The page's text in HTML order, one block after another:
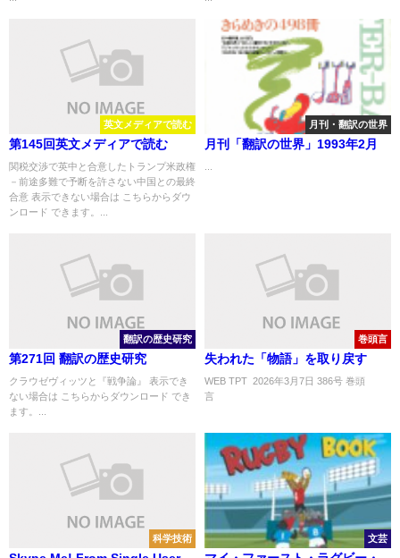
英文メディアで読む
第145回英文メディアで読む
関税交渉で英中と合意したトランプ米政権
－前途多難で予断を許さない中国との最終
合意 表示できない場合は こちらからダウ
ンロード できます。...
月刊・翻訳の世界
月刊「翻訳の世界」1993年2月
翻訳の歴史研究
第271回 翻訳の歴史研究
クラウゼヴィッツと『戦争論』 表示でき
ない場合は こちらからダウンロード でき
ます。...
巻頭言
失われた「物語」を取り戻す
WEB TPT 2026年3月7日 386号 巻頭
科学技術 文芸